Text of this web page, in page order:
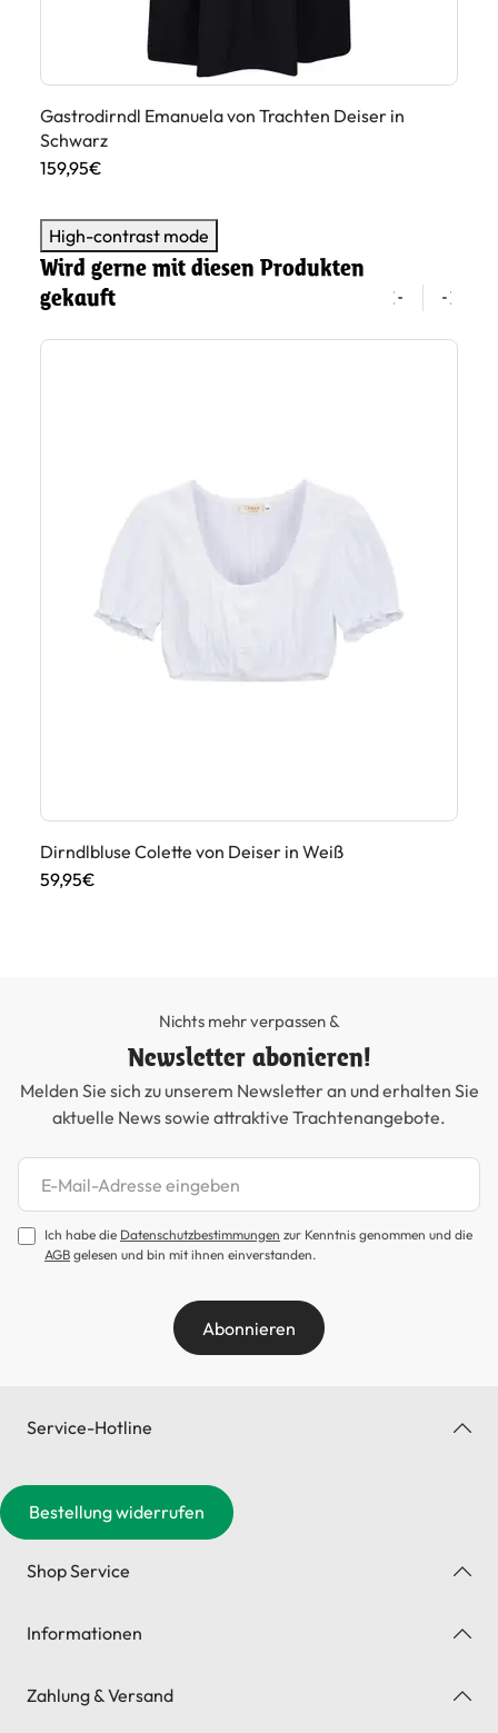
Gastrodirndl Emanuela von Trachten Deiser in
Schwarz
159,95€
High-contrast mode
Wird gerne mit diesen Produkten
gekauft
Dirndlbluse Colette von Deiser in Weiß
59,95€
Nichts mehr verpassen &
Newsletter abonieren!
Melden Sie sich zu unserem Newsletter an und erhalten Sie
aktuelle News sowie attraktive Trachtenangebote.
Newsletter abonnieren
Ich habe die Datenschutzbestimmungen zur Kenntnis genommen und die
AGB gelesen und bin mit ihnen einverstanden.
Abonnieren
Service-Hotline
Bestellung widerrufen
Shop Service
Informationen
Zahlung & Versand